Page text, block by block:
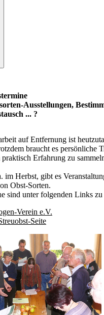
Ausstellungen,
... ?
auf Entfernung ist
braucht es persönliche
Erfahrung zu
im Herbst, gibt es
Obst-Sorten.
sind unter folgenden Links
Verein e.V.
Seite